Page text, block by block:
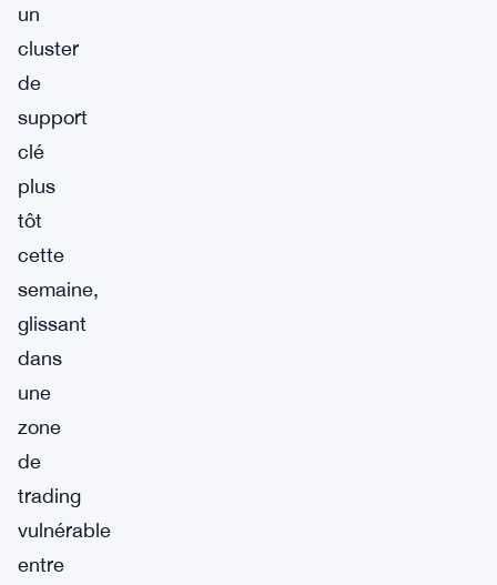
un
cluster
de
support
clé
plus
tôt
cette
semaine,
glissant
dans
une
zone
de
trading
vulnérable
entre